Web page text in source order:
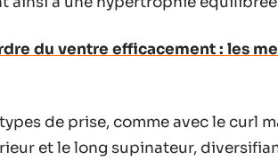
du ventre efficacement : les
de prise, comme avec le curl
et le long supinateur,